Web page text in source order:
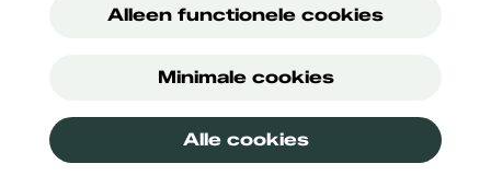
Alleen functionele cookies
Minimale cookies
Alle cookies